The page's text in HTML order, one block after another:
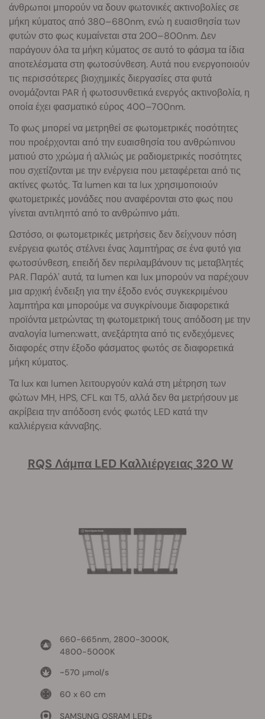
άνθρωποι μπορούν να δουν φωτονικές ακτινοβολίες σε
μήκη κύματος από 380–680nm, ενώ η ευαισθησία των
φυτών στο φως κυμαίνεται στα 200–800nm. Δεν
παράγουν όλα τα μήκη κύματος σε αυτό το φάσμα τα ίδια
αποτελέσματα στη φωτοσύνθεση. Αυτά που ενεργοποιούν
τις περισσότερες βιοχημικές διεργασίες στα φυτά
ονομάζονται PAR ή φωτοσυνθετικά ενεργός ακτινοβολία, η
οποία έχει φασματικό εύρος 400–700nm.
Το φως μπορεί να μετρηθεί σε φωτομετρικές ποσότητες
που προέρχονται από την ευαισθησία του ανθρώπινου
ματιού στο χρώμα ή αλλιώς με ραδιομετρικές ποσότητες
που σχετίζονται με την ενέργεια που μεταφέρεται από τις
ακτίνες φωτός. Τα lumen και τα lux χρησιμοποιούν
φωτομετρικές μονάδες που αναφέρονται στο φως που
γίνεται αντιληπτό από το ανθρώπινο μάτι.
Ωστόσο, οι φωτομετρικές μετρήσεις δεν δείχνουν πόση
ενέργεια φωτός στέλνει ένας λαμπτήρας σε ένα φυτό για
φωτοσύνθεση, επειδή δεν περιλαμβάνουν τις μεταβλητές
PAR. Παρόλ' αυτά, τα lumen και lux μπορούν να παρέχουν
μια αρχική ένδειξη για την έξοδο ενός συγκεκριμένου
λαμπτήρα και μπορούμε να συγκρίνουμε διαφορετικά
προϊόντα μετρώντας τη φωτομετρική τους απόδοση με την
αναλογία lumen:watt, ανεξάρτητα από τις ενδεχόμενες
διαφορές στην έξοδο φάσματος φωτός σε διαφορετικά
μήκη κύματος.
Τα lux και lumen λειτουργούν καλά στη μέτρηση των
φώτων MH, HPS, CFL και T5, αλλά δεν θα μετρήσουν με
ακρίβεια την απόδοση ενός φωτός LED κατά την
καλλιέργεια κάνναβης.
RQS Λάμπα LED Καλλιέργειας 320 W
660-665nm, 2800-3000K,
4800-5000K
~570 μmol/s
60 x 60 cm
SAMSUNG OSRAM LEDs